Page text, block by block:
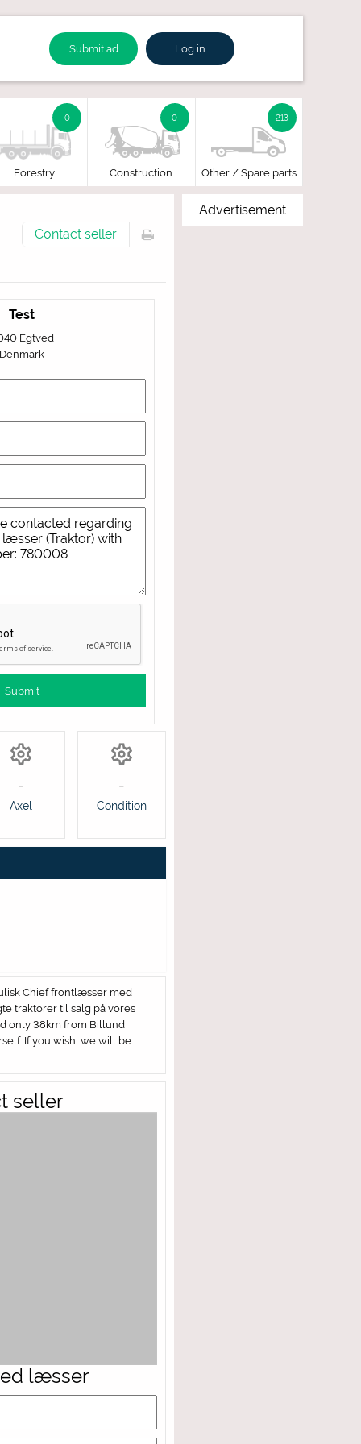
Submit ad Log in
0
Forestry
0
Construction
213
Other / Spare parts
Contact seller
Test
Egtved
Denmark
-
Axel
-
Condition
Chief frontlæsser med
traktorer til salg på vores
only 38km from Billund
If you wish, we will be
seller
læsser
Advertisement